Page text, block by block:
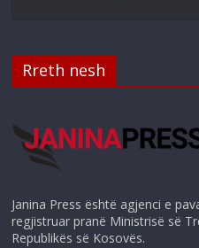
Rreth nesh
Janina Press është agjenci e
regjistruar pranë Ministrisë së
Republikës së Kosovës.